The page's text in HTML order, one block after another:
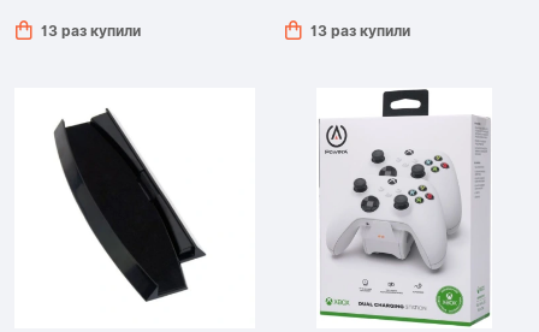
13 раз купили 13 раз купили